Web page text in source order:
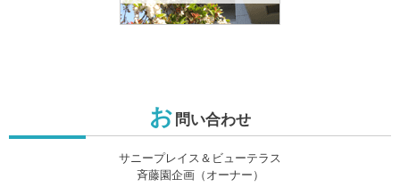
お 問い合わせ
サニープレイス＆ビューテラス
斉藤園企画（オーナー）